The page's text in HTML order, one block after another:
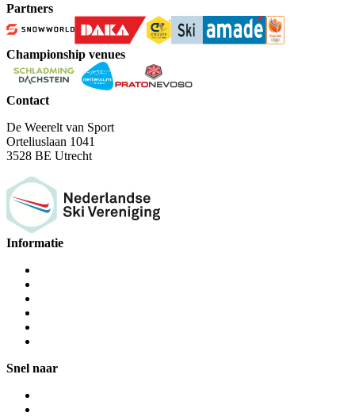
Partners
Championship venues
Contact
De Weerelt van Sport
Orteliuslaan 1041
3528 BE Utrecht
Informatie
Snel naar